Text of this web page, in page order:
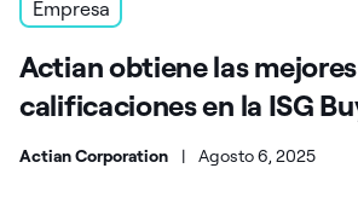
Empresa
Actian obtiene las mejores
calificaciones en la ISG
para plataformas de datos
Actian Corporation | Agosto 6, 2025